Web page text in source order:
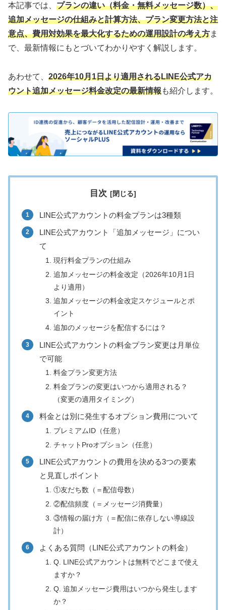
本記事では、 プランの違い（料金・無料メッセージ数）、
追加メッセージの仕組みと計算方法、プラン変更方法と注
意点、費用対効果を最大化するための運用設計の考え方ま
で、最新情報にもとづいてわかりやすく解説します。
あわせて、 2026年10月1日より適用されるLINE公式アカ
ウント追加メッセージ料金改定の最新情報も紹介します。
目次
LINE公式アカウントの料金プランは3種類
LINE公式アカウント「追加メッセージ」につい
て
現行料金プランの仕組み
追加メッセージの料金改定（2026年10月1日
より適用）
追加メッセージの料金改定スケジュールとポ
イント
追加のメッセージを配信するには？
LINE公式アカウントの料金プラン変更は月単位
で可能
料金プラン変更方法
料金プランの変更はいつから適用される？
（変更の適用タイミング）
料金とは別に発生するオプション費用について
プレミアムID（任意）
チャットProオプション（任意）
LINE公式アカウントの費用を決める3つの要素
と見直しポイント
①友だち数（＝配信母数）
②配信頻度（＝メッセージ消費量）
③情報の届け方（＝配信に依存しない導線設
計）
よくある質問（LINE公式アカウントの料金）
Q. LINE公式アカウントは無料でどこまで使え
ますか？
Q. 追加メッセージ費用はいつから発生します
か？